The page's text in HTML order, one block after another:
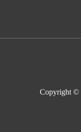
Copyright ©